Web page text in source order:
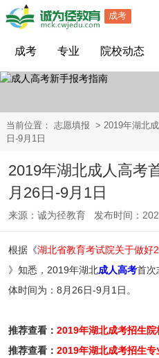
成考
成考 专业 院校动态
当前位置： 志愿填报 > 2019年湖北
日-9月1日
2019年湖北成人高考
月26日-9月1日
来源：诚为径教育 发布时间：
根据《湖北省教育考试院关于做好
》知悉，2019年湖北成人高考首次
体时间为：8月26日-9月1日。
推荐查看： 2019年湖北成考招生院
推荐查看： 2019年湖北成考招生专